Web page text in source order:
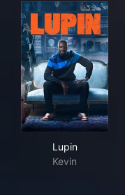
Lupin
Kevin